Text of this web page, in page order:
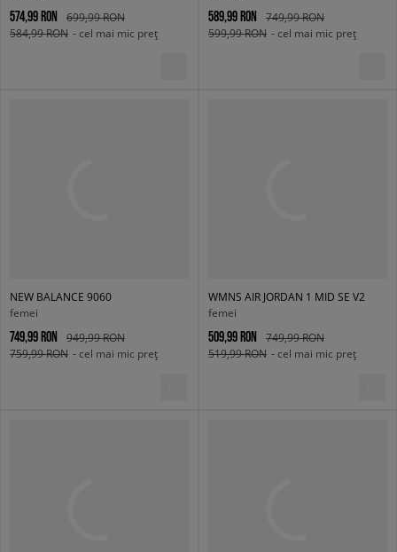
574,99 RON
699,99 RON
584,99 RON - cel mai mic preț
589,99 RON
749,99 RON
599,99 RON - cel mai mic preț
NEW BALANCE 9060
femei
749,99 RON
949,99 RON
759,99 RON - cel mai mic preț
WMNS AIR JORDAN 1 MID SE V2
femei
509,99 RON
749,99 RON
519,99 RON - cel mai mic preț